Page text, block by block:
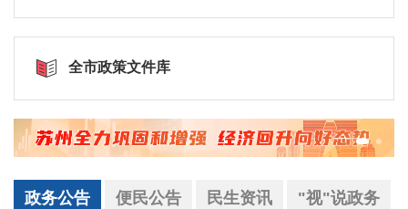
全市政策文件库
政务公告 便民公告 民生资讯 "视"说政务